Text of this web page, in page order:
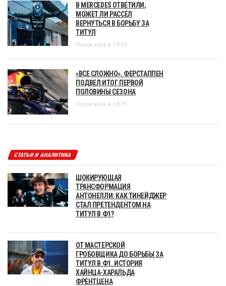
В MERCEDES ОТВЕТИЛИ,
МОЖЕТ ЛИ РАССЕЛ
ВЕРНУТЬСЯ В БОРЬБУ ЗА
ТИТУЛ
Позавчера в 19:12
«ВСЕ СЛОЖНО». ФЕРСТАППЕН
ПОДВЕЛ ИТОГ ПЕРВОЙ
ПОЛОВИНЫ СЕЗОНА
Позавчера в 18:15
СТАТЬИ И АНАЛИТИКА
ШОКИРУЮЩАЯ
ТРАНСФОРМАЦИЯ
АНТОНЕЛЛИ: КАК ТИНЕЙДЖЕР
СТАЛ ПРЕТЕНДЕНТОМ НА
ТИТУЛ В Ф1?
ОТ МАСТЕРСКОЙ
ГРОБОВЩИКА ДО БОРЬБЫ ЗА
ТИТУЛ В Ф1. ИСТОРИЯ
ХАЙНЦА-ХАРАЛЬДА
ФРЕНТЦЕНА